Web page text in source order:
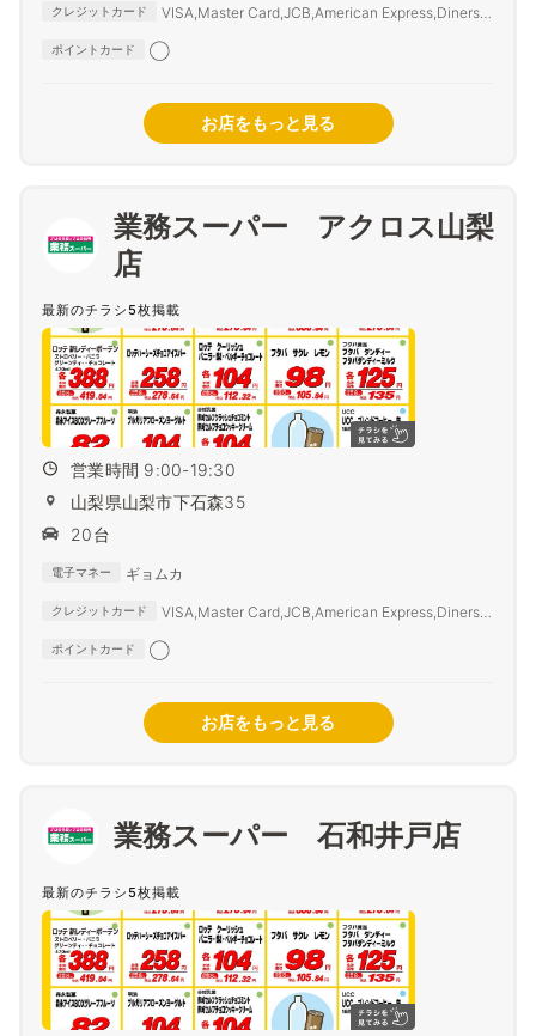
クレジットカード
VISA,Master Card,JCB,American Express,Diners
ポイントカード ◯
お店をもっと見る
業務スーパー アクロス山梨
店
最新のチラシ5枚掲載
営業時間 9:00-19:30
山梨県山梨市下石森35
20台
電子マネー ギョムカ
クレジットカード
VISA,Master Card,JCB,American Express,Diners
ポイントカード ◯
お店をもっと見る
業務スーパー 石和井戸店
最新のチラシ5枚掲載